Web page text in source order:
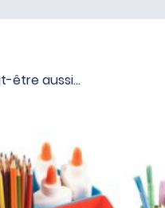
être aussi…